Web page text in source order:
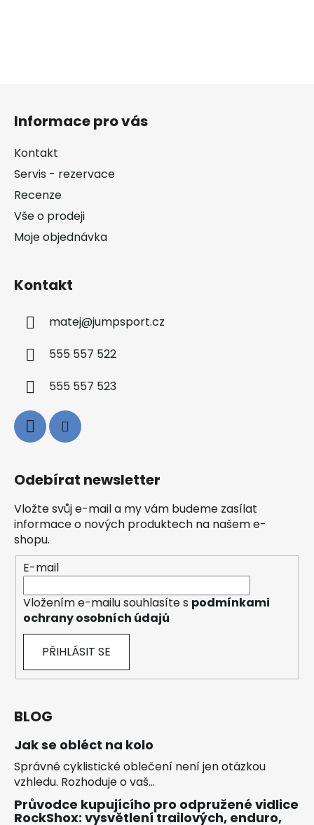
Informace pro vás
Kontakt
Servis - rezervace
Recenze
Vše o prodeji
Moje objednávka
Kontakt
matej@jumpsport.cz
555 557 522
555 557 523
Odebírat newsletter
Vložte svůj e-mail a my vám budeme zasílat
informace o nových produktech na našem e-
shopu.
E-mail
Vložením e-mailu souhlasíte s podmínkami
ochrany osobních údajů
PŘIHLÁSIT SE
BLOG
Jak se obléct na kolo
Správné cyklistické oblečení není jen otázkou
vzhledu. Rozhoduje o vaš...
Průvodce kupujícího pro odpružené vidlice
RockShox: vysvětlení trailových, enduro,